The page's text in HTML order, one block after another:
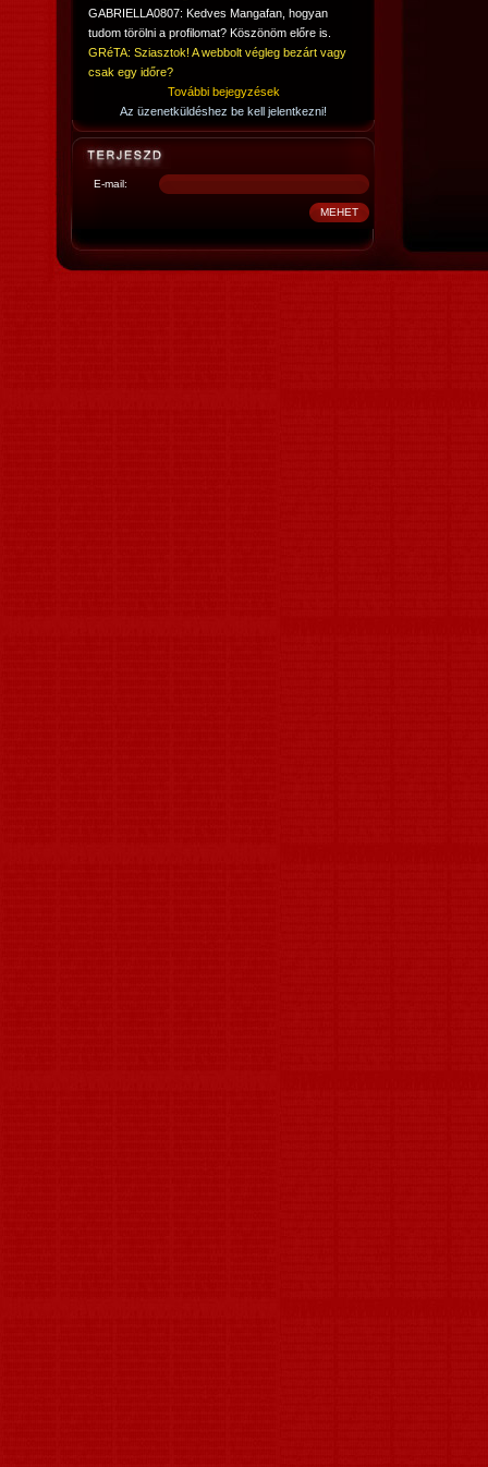
GABRIELLA0807: Kedves Mangafan, hogyan
tudom törölni a profilomat? Köszönöm előre is.
GRéTA: Sziasztok! A webbolt végleg bezárt vagy
csak egy időre?
További bejegyzések
Az üzenetküldéshez be kell jelentkezni!
E-mail: